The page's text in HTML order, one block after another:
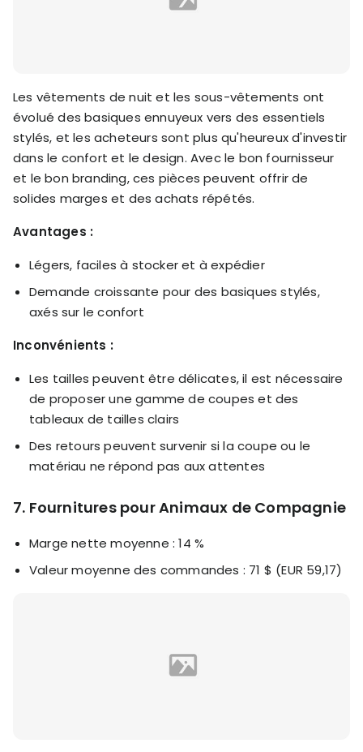
Les vêtements de nuit et les sous-vêtements ont
évolué des basiques ennuyeux vers des essentiels
stylés, et les acheteurs sont plus qu'heureux d'investir
dans le confort et le design. Avec le bon fournisseur
et le bon branding, ces pièces peuvent offrir de
solides marges et des achats répétés.
Avantages :
Légers, faciles à stocker et à expédier
Demande croissante pour des basiques stylés,
axés sur le confort
Inconvénients :
Les tailles peuvent être délicates, il est nécessaire
de proposer une gamme de coupes et des
tableaux de tailles clairs
Des retours peuvent survenir si la coupe ou le
matériau ne répond pas aux attentes
7. Fournitures pour Animaux de Compagnie
Marge nette moyenne : 14 %
Valeur moyenne des commandes : 71 $ (EUR 59,17)